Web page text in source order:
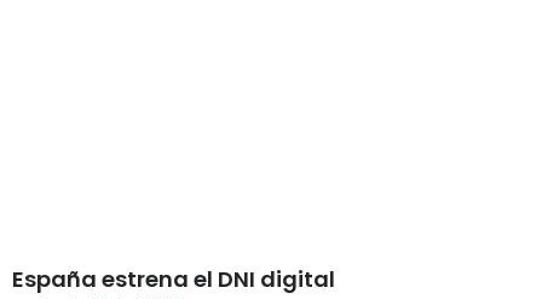
España estrena el DNI digital